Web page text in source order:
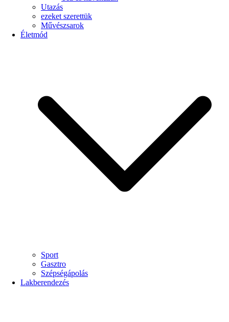
Utazás
ezeket szerettük
Művészsarok
Életmód
Sport
Gasztro
Szépségápolás
Lakberendezés